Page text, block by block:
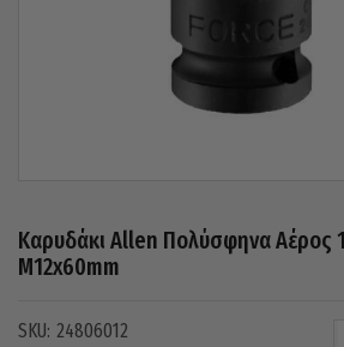
Καρυδάκι Allen Πολύσφηνα Αέρος
M12x60mm
24806012